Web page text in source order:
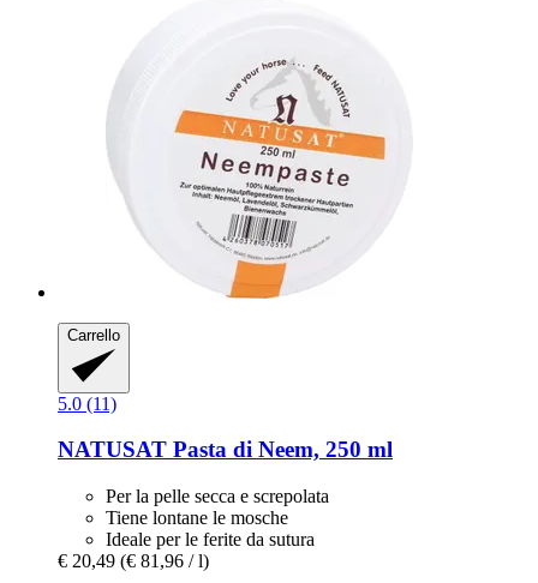
Carrello
5.0 (11)
NATUSAT Pasta di Neem, 250 ml
Per la pelle secca e screpolata
Tiene lontane le mosche
Ideale per le ferite da sutura
€ 20,49 (€ 81,96 / l)